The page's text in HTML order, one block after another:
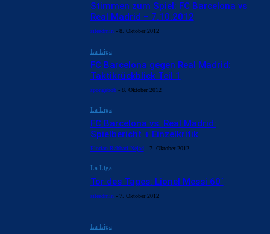
Stimmen zum Spiel: FC Barcelona vs
Real Madrid – 7.10.2012
siteadmin - 8. Oktober 2012
La Liga
FC Barcelona gegen Real Madrid:
Taktikrückblick Teil 1
spongebob - 8. Oktober 2012
La Liga
FC Barcelona vs. Real Madrid:
Spielbericht + Einzelkritik
Florian Rahbari Nejad - 7. Oktober 2012
La Liga
Tor des Tages: Lionel Messi 60´
siteadmin - 7. Oktober 2012
La Liga